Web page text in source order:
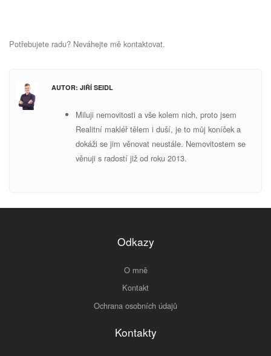
Potřebujete radu? Neváhejte mě kontaktovat.
AUTOR: JIŘÍ SEIDL
Miluji nemovitosti a vše kolem nich, proto jsem
Realitní makléř tělem i duší, je to můj koníček a
dokáži se jim věnovat neustále. Nemovitostem se
věnuji s radostí již od roku 2013.
Odkazy
O mně
Kontakt
Ochrana osobních údajů
Kontakty